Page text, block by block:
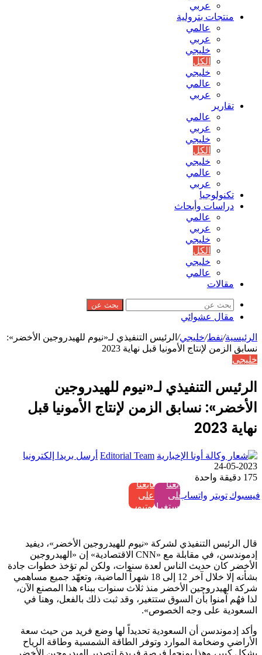
عربي
منتجات بترولية
عالمي
عربي
خليجي
الكل
خليجي
عالمي
عربي
تقارير
عالمي
عربي
خليجي
الكل
خليجي
عالمي
عربي
تكنولوجيا
دراسات وأبحاث
عالمي
عربي
خليجي
الكل
خليجي
عالمي
مقالات
بحث عن
مقال عشوائي
الرئيسية/نفط/خليجي/ الرئيس التنفيذي لـ«نيوم للهيدروجين الأخضر»:
نسابق الزمن لإنتاج الأمونيا قبل نهاية 2023
خليجي
الرئيس التنفيذي لـ«نيوم للهيدروجين
الأخضر»: نسابق الزمن لإنتاج الأمونيا قبل
نهاية 2023
Editorial Team أرسل بريدا إلكترونيا
2023-05-24
175 دقيقة واحدة
فيسبوك تويتر واتساب
تابعنا
على
إنستغرام
تابعنا
على
يوتيوب
قال الرئيس التنفيذي لشركة «نيوم للهيدروجين الأخضر »، ديفيد
إدموندسن، في مقابلة مع «CNN الاقتصادية » إن «الهيدروجين
الأخضر كان حديث الناس لعدة سنوات، ولكن لم تؤخذ خطوات جادة
بشأنه إلا خلال آخر 12 إلى 18 شهراً الماضية، وتعهّد جميع مساهمي
شركة الهيدروجين الأخضر منذ ثلاث سنوات ببناء هذا المصنع الآن،
لذا فهُم آمنوا بأن السوق ستتغير، وقد ثبت ذلك بالفعل، وهنا في
السعودية على وجه الخصوص».
وأكد إدموندسن أن السعودية تحديداً لها وضع فريد من حيث سعة
الأراضي وضخامة الموارد وتوفر الطاقة الشمسية وطاقة الرياح
بشكل كبير، وهذا يمنحها فرصة فريدة لتصدير الهيدروجين الأخضر